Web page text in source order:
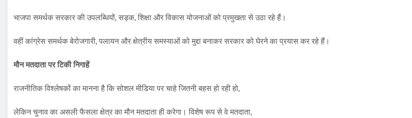
भाजपा समर्थक सरकार की उपलब्धियों, सड़क, शिक्षा और विकास योजनाओं को प्रमुखता से उठा रहे हैं।
वहीं कांग्रेस समर्थक बेरोजगारी, पलायन और क्षेत्रीय समस्याओं को मुद्दा बनाकर सरकार को घेरने का प्रयास कर रहे हैं।
मौन मतदाता पर टिकी निगाहें
राजनीतिक विश्लेषकों का मानना है कि सोशल मीडिया पर चाहे जितनी बहस हो रही हो,
लेकिन चुनाव का असली फैसला क्षेत्र का मौन मतदाता ही करेगा। विशेष रूप से वे मतदाता,